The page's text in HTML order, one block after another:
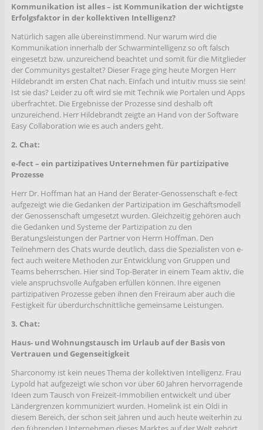
Kommunikation ist alles – ist Kommunikation der wichtigste
Erfolgsfaktor in der kollektiven Intelligenz?
Natürlich sagen alle übereinstimmend. Nur warum wird die
Kommunikation innerhalb der Schwarmintelligenz so oft falsch
eingesetzt bzw. unzureichend beachtet und somit für die Mitglieder
der Communitys gestaltet? Dieser Frage ging heute Morgen Herr
Hildebrandt im ersten Chat nach. Einfach und intuitiv muss sie sein!
Ist sie das? Leider zu oft wird sie mit Technik wie Portalen und Apps
überfrachtet. Die Ergebnisse der Prozesse sind deshalb oft
unzureichend. Herr Hildebrandt zeigte an Hand von der Software
Easy Collaboration wie es auch anders geht.
2. Chat:
e-fect – ein partizipatives Unternehmen für partizipative
Prozesse
Herr Dr. Hoffman hat an Hand der Berater-Genossenschaft e-fect
aufgezeigt wie die Gedanken der Partizipation im Geschäftsmodell
der Genossenschaft umgesetzt wurden. Gleichzeitig gehören auch
die Gedanken und Systeme der Partizipation zu den
Beratungsleistungen der Partner von Herrn Hoffman. Den
Teilnehmern des Chats wurde deutlich, dass die Spezialisten von e-
fect auch weitere Methoden zur Entwicklung von Gruppen und
Teams beherrschen. Hier sind Top-Berater in einem Team aktiv, die
viele anspruchsvolle Aufgaben erfüllen können. Ihre eigenen
partizipativen Prozesse geben ihnen den Freiraum aber auch die
Festigkeit für überdurchschnittliche gemeinsame Leistungen.
3. Chat:
Haus- und Wohnungstausch im Urlaub auf der Basis von
Vertrauen und Gegenseitigkeit
Sharconomy ist kein neues Thema der kollektiven Intelligenz. Frau
Lypold hat aufgezeigt wie schon vor über 60 Jahren hervorragende
Ideen zum Tausch von Freizeit-Immobilien entwickelt und über
Ländergrenzen kommuniziert wurden. Homelink ist ein Oldi in
diesem Bereich, der schon seit Jahren und auch heute weiterhin zu